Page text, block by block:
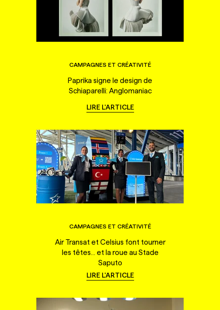
CAMPAGNES ET CRÉATIVITÉ
Paprika signe le design de
Schiaparelli: Anglomaniac
LIRE L'ARTICLE
CAMPAGNES ET CRÉATIVITÉ
Air Transat et Celsius font tourner
les têtes... et la roue au Stade
Saputo
LIRE L'ARTICLE